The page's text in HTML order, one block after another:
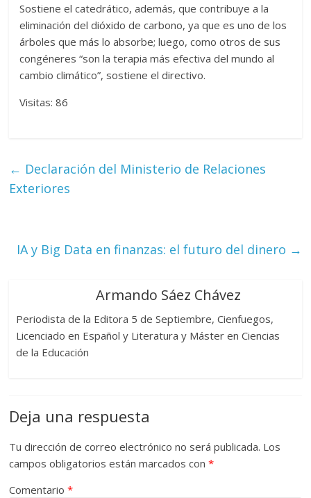
Sostiene el catedrático, además, que contribuye a la
eliminación del dióxido de carbono, ya que es uno de los
árboles que más lo absorbe; luego, como otros de sus
congéneres “son la terapia más efectiva del mundo al
cambio climático”, sostiene el directivo.
Visitas: 86
← Declaración del Ministerio de Relaciones
Exteriores
IA y Big Data en finanzas: el futuro del dinero →
Armando Sáez Chávez
Periodista de la Editora 5 de Septiembre, Cienfuegos,
Licenciado en Español y Literatura y Máster en Ciencias
de la Educación
Deja una respuesta
Tu dirección de correo electrónico no será publicada. Los
campos obligatorios están marcados con*
Comentario*